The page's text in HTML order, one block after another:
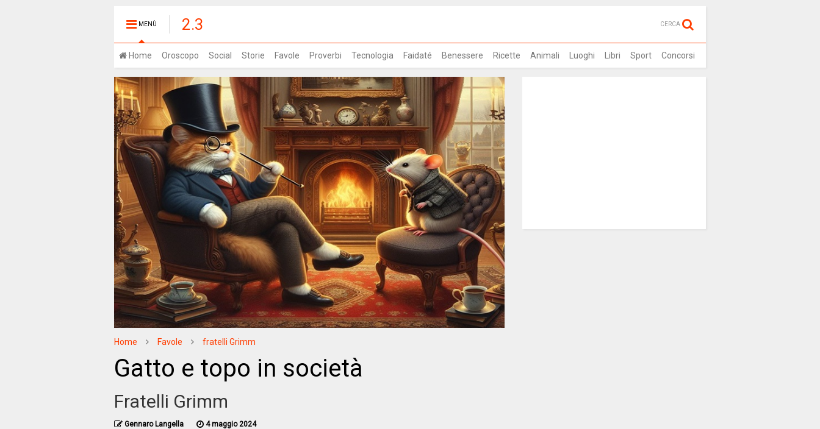
MENÙ 2.3 CERCA
Home Oroscopo Social Storie Favole Proverbi Tecnologia Faidaté Benessere Ricette Animali Luoghi Libri Sport Concorsi
Home Favole fratelli Grimm
Gatto e topo in società
Fratelli Grimm
Gennaro Langella 4 maggio 2024